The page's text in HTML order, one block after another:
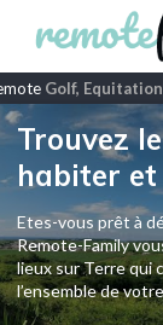
Golf, Equitation
Trouvez
habiter et
Etes-vous prêt à
Remote-Family
lieux sur Terre qui
l’ensemble de